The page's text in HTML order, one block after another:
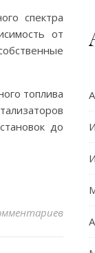
спектра
от
топлива
до